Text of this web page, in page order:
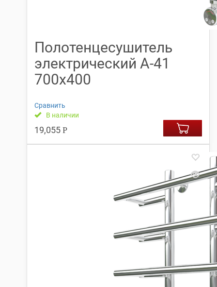
Полотенцесушитель
электрический А-41
700х400
Сравнить
В наличии
19,055 Р